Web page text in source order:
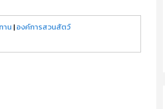
าน |องค์การสวนสัตว์